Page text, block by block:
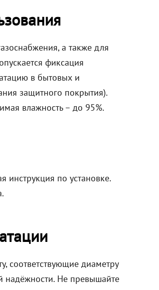
а также для
фиксация
в бытовых и
защитного покрытия).
влажность – до 95%.
инструкция по установке.
соответствующие диаметру
надёжности. Не превышайте